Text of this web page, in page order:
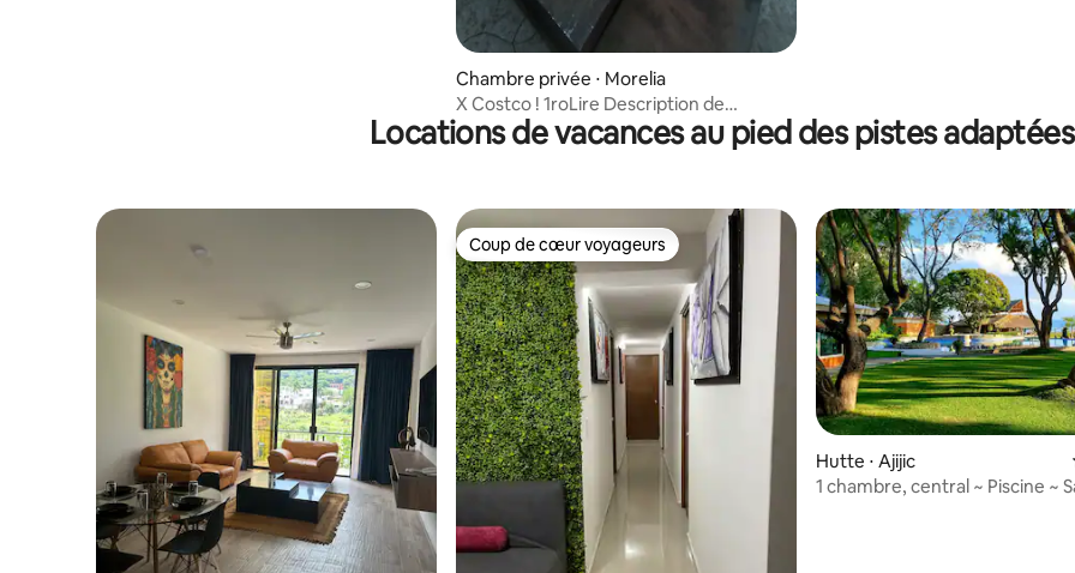
Chambre privée ⋅ Morelia
X Costco ! 1roLire Description de
l'annonceYdemander
Locations de vacances au pied des pistes
Coup de cœur voyageurs
Coup de cœur voyageurs
Hutte ⋅ Ajijic
1 chambre, central ~ Piscine ~